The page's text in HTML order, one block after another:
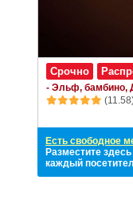
Срочно
- Эльф, бамбино,
Есть свободное
Разместите
каждый